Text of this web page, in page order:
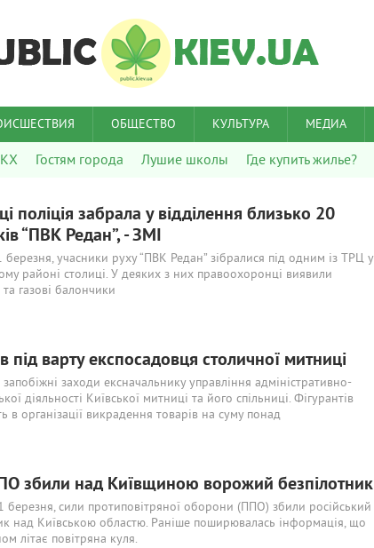
ОБЩЕСТВО КУЛЬТУРА МЕДИА
Гостям города Лушие школы Где купить жилье?
поліція забрала у відділення близько 20
“ПВК Редан”, - ЗМІ
березня, учасники руху “ПВК Редан” зібралися під одним із ТРЦ у
районі столиці. У деяких з них правоохоронці виявили
газові балончики
під варту експосадовця столичної митниці
заходи ексначальнику управління адміністративно-
діяльності Київської митниці та його спільниці. Фігурантів
в організації викрадення товарів на суму понад
збили над Київщиною ворожий безпілотник
березня, сили протиповітряної оборони (ППО) збили російський
над Київською областю. Раніше поширювалась інформація, що
літає повітряна куля.